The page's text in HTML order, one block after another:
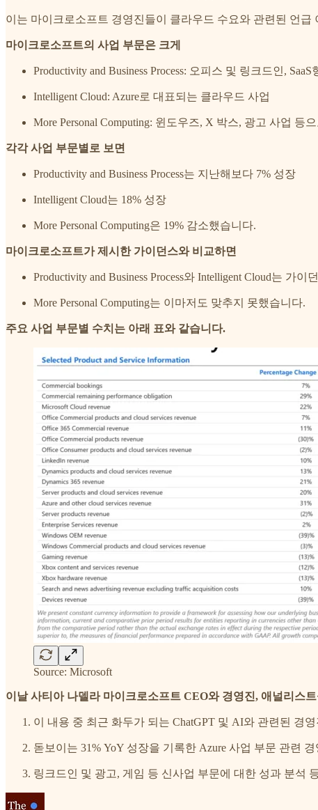
이는 마이크로소프트 경영진들이 클라우드 수요와 관련된 언
마이크로소프트의 사업 부문은 크게
Productivity and Business Process: 오피스 및 링크드인, SaaS
Intelligent Cloud: Azure로 대표되는 클라우드 사업
More Personal Computing: 윈도우즈, X 박스, 광고 사업 등
각각 사업 부문별로 보면
Productivity and Business Process는 지난해보다 7% 성장
Intelligent Cloud는 18% 성장
More Personal Computing은 19% 감소했습니다.
마이크로소프트가 제시한 가이던스와 비교하면
Productivity and Business Process와 Intelligent Cloud는 가이
More Personal Computing는 이마저도 맞추지 못했습니다.
주요 사업 부문별 수치는 아래 표와 같습니다.
Source: Microsoft
이날 사티아 나델라 마이크로소프트 CEO와 경영진, 애널리스
이 내용 중 최근 화두가 되는 ChatGPT 및 AI와 관련된 경
돋보이는 31% YoY 성장을 기록한 Azure 사업 부문 관련
링크드인 및 광고, 게임 등 신사업 부문에 대한 성과 분석